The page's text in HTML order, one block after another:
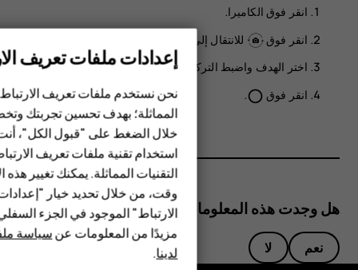
الهواتف الذكية
الهواتف المميزة
الأكسسوارات
HMD DUB
HMD Watch
انقر فوق الكاميرا.
انقر فوق
للانتقال إلى الكاميرا الأمامية.
اختر الهدف واضبط التركيز.
انقر فوق panorama_fish_eye
.
هل وجدت هذه المعلومات مفيدة؟
نعم لا
إعدادات ملفات تعريف
نحن نستخدم ملفات تعريف
المماثلة؛ بهدف تحسين تجربتك
خلال الضغط على "قبول الكل"،
استخدام تقنية ملفات تعريف
التقنيات المماثلة. يمكنك تغيير
وقت، من خلال تحديد خيار
الارتباط" الموجود في الجزء
مزيدًا من المعلومات عنسياسة
لدينا.